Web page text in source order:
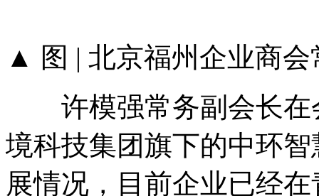
▲ 图 | 北京福州企业商
许模强常务副会长在
境科技集团旗下的中环
展情况，目前企业已经